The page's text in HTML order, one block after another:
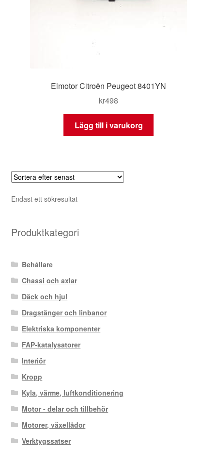
Elmotor Citroën Peugeot 8401YN
kr498
Lägg till i varukorg
Endast ett sökresultat
Produktkategori
Behållare
Chassi och axlar
Däck och hjul
Dragstänger och linbanor
Elektriska komponenter
FAP-katalysatorer
Interiör
Kropp
Kyla, värme, luftkonditionering
Motor - delar och tillbehör
Motorer, växellådor
Verktygssatser